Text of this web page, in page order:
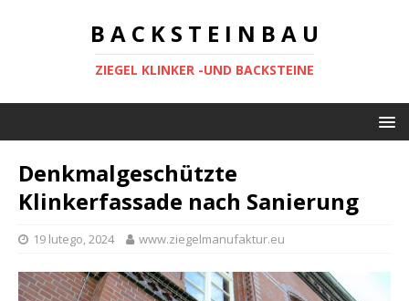
B A C K S T E I N B A U
ZIEGEL KLINKER -UND BACKSTEINE
Denkmalgeschützte
Klinkerfassade nach Sanierung
19 lutego, 2024 www.ziegelmanufaktur.eu